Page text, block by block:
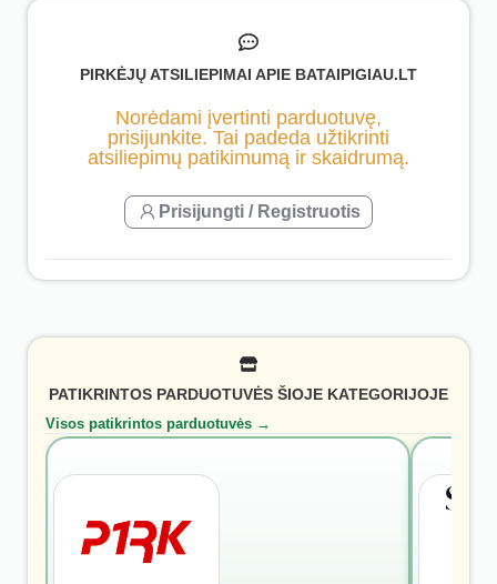
PIRKĖJŲ ATSILIEPIMAI APIE BATAIPIGIAU.LT
Norėdami įvertinti parduotuvę,
prisijunkite. Tai padeda užtikrinti
atsiliepimų patikimumą ir skaidrumą.
Prisijungti / Registruotis
PATIKRINTOS PARDUOTUVĖS ŠIOJE KATEGORIJOJE
Visos patikrintos parduotuvės →